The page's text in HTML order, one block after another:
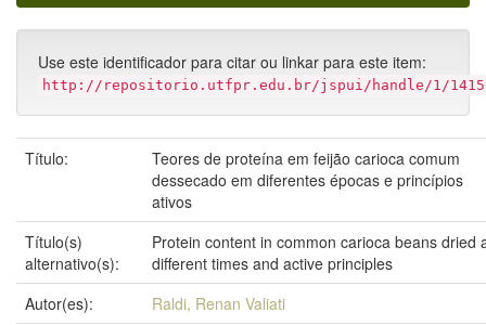
Use este identificador para citar ou linkar para este item:
http://repositorio.utfpr.edu.br/jspui/handle/1/
Título:
Teores de proteína em feijão carioca comum
dessecado em diferentes épocas e princípios
ativos
Título(s)
alternativo(s):
Protein content in common carioca beans dried
different times and active principles
Autor(es):
Raldi, Renan Valiati